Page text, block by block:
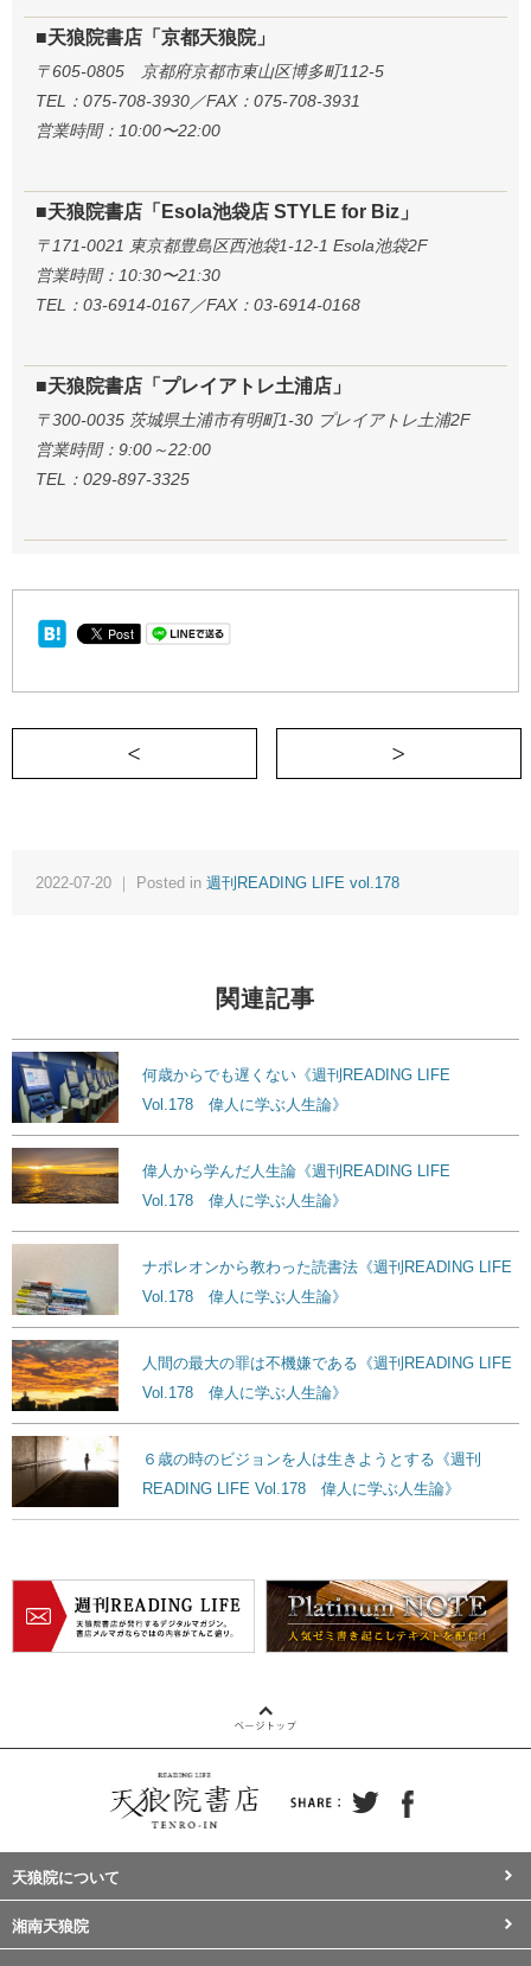
■天狼院書店「京都天狼院」
〒605-0805 京都府京都市東山区博多町112-5
TEL：075-708-3930／FAX：075-708-3931
営業時間：10:00〜22:00
■天狼院書店「Esola池袋店 STYLE for Biz」
〒171-0021 東京都豊島区西池袋1-12-1 Esola池袋2F
営業時間：10:30〜21:30
TEL：03-6914-0167／FAX：03-6914-0168
■天狼院書店「プレイアトレ土浦店」
〒300-0035 茨城県土浦市有明町1-30 プレイアトレ土浦2F
営業時間：9:00～22:00
TEL：029-897-3325
＜ 人間の最大の罪は不機嫌である《週
2022-07-20 ｜ Posted in 週刊READING LIFE vol.178
関連記事
何歳からでも遅くない《週刊READING LIFE
Vol.178 偉人に学ぶ人生論》
偉人から学んだ人生論《週刊READING LIFE
Vol.178 偉人に学ぶ人生論》
ナポレオンから教わった読書法《週刊READING LIFE
Vol.178 偉人に学ぶ人生論》
人間の最大の罪は不機嫌である《週刊READING LIFE
Vol.178 偉人に学ぶ人生論》
６歳の時のビジョンを人は生きようとする《週刊
READING LIFE Vol.178 偉人に学ぶ人生論》
天狼院について
湘南天狼院